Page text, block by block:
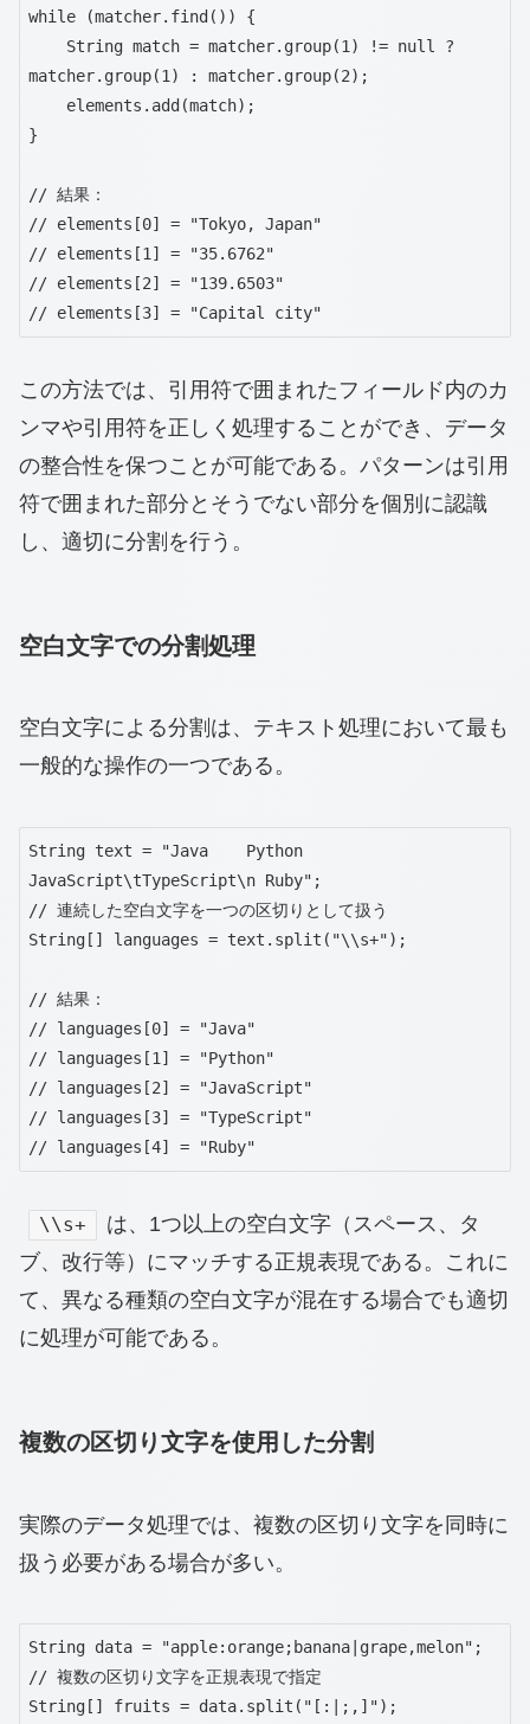
while (matcher.find()) {
matcher.group(1) : matcher.group(2);
}
// 結果：
// elements[0] = "Tokyo, Japan"
// elements[1] = "35.6762"
// elements[2] = "139.6503"
// elements[3] = "Capital city"
この方法では、引用符で囲まれたフィールド内のカ
ンマや引用符を正しく処理することができ、データ
の整合性を保つことが可能である。パターンは引用
符で囲まれた部分とそうでない部分を個別に認識
し、適切に分割を行う。
空白文字での分割処理
空白文字による分割は、テキスト処理において最も
一般的な操作の一つである。
String text = "Java    Python
JavaScript\tTypeScript\n Ruby";
// 連続した空白文字を一つの区切りとして扱う
String[] languages = text.split("\\s+");
// 結果：
// languages[0] = "Java"
// languages[1] = "Python"
// languages[2] = "JavaScript"
// languages[3] = "TypeScript"
// languages[4] = "Ruby"
\\s+
は、1つ以上の空白文字（スペース、タ
ブ、改行等）にマッチする正規表現である。これに
て、異なる種類の空白文字が混在する場合でも適切
に処理が可能である。
複数の区切り文字を使用した分割
実際のデータ処理では、複数の区切り文字を同時に
扱う必要がある場合が多い。
String data = "apple:orange;banana|grape,melon";
// 複数の区切り文字を正規表現で指定
String[] fruits = data.split("[:|;,]");